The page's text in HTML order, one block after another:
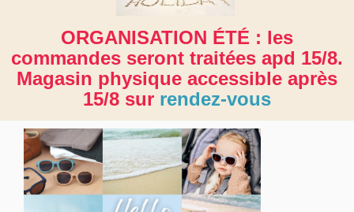
ORGANISATION ÉTÉ : les
commandes seront traitées apd 15/8.
Magasin physique accessible après
15/8 sur rendez-vous